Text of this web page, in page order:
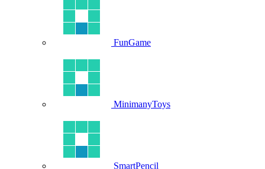
FunGame
MinimanyToys
SmartPencil